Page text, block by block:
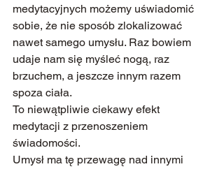
medytacyjnych możemy uświadomić
sobie, że nie sposób zlokalizować
nawet samego umysłu. Raz bowiem
udaje nam się myśleć nogą, raz
brzuchem, a jeszcze innym razem
spoza ciała.
To niewątpliwie ciekawy efekt
medytacji z przenoszeniem
świadomości.
Umysł ma tę przewagę nad innymi